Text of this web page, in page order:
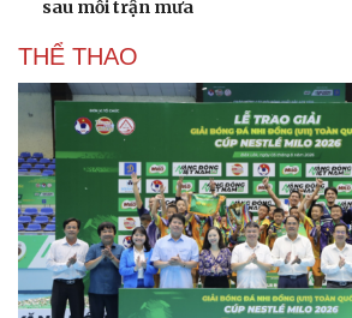
sau mỗi trận mưa
THỂ THAO